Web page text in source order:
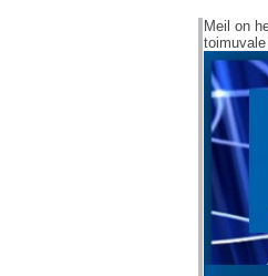
Meil on